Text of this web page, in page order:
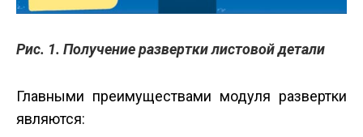
Рис. 1. Получение развертки листовой детали
Главными преимуществами модуля раз­верт­ки
являются: